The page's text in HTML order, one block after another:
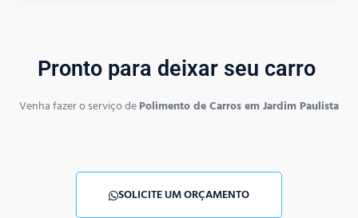
Pronto para deixar seu carro
Venha fazer o serviço dePolimento de Carros em Jardim Paulista
SOLICITE UM ORÇAMENTO